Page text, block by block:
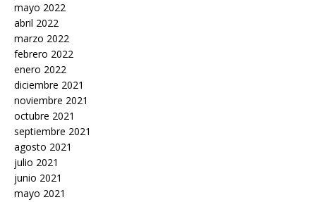
mayo 2022
abril 2022
marzo 2022
febrero 2022
enero 2022
diciembre 2021
noviembre 2021
octubre 2021
septiembre 2021
agosto 2021
julio 2021
junio 2021
mayo 2021